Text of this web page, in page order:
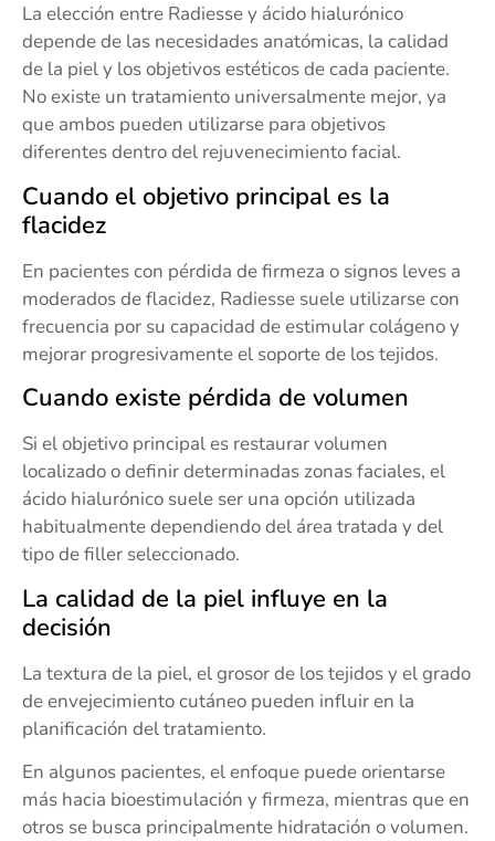
La elección entre Radiesse y ácido hialurónico
depende de las necesidades anatómicas, la calidad
de la piel y los objetivos estéticos de cada paciente.
No existe un tratamiento universalmente mejor, ya
que ambos pueden utilizarse para objetivos
diferentes dentro del rejuvenecimiento facial.
Cuando el objetivo principal es la
flacidez
En pacientes con pérdida de firmeza o signos leves a
moderados de flacidez, Radiesse suele utilizarse con
frecuencia por su capacidad de estimular colágeno y
mejorar progresivamente el soporte de los tejidos.
Cuando existe pérdida de volumen
Si el objetivo principal es restaurar volumen
localizado o definir determinadas zonas faciales, el
ácido hialurónico suele ser una opción utilizada
habitualmente dependiendo del área tratada y del
tipo de filler seleccionado.
La calidad de la piel influye en la
decisión
La textura de la piel, el grosor de los tejidos y el grado
de envejecimiento cutáneo pueden influir en la
planificación del tratamiento.
En algunos pacientes, el enfoque puede orientarse
más hacia bioestimulación y firmeza, mientras que en
otros se busca principalmente hidratación o volumen.